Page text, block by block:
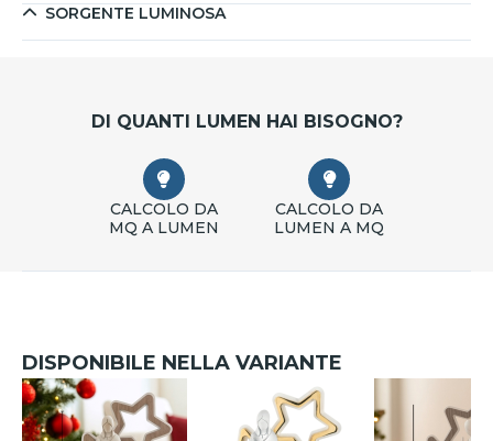
SORGENTE LUMINOSA
DI QUANTI LUMEN HAI BISOGNO?
CALCOLO DA
MQ A LUMEN
CALCOLO DA
LUMEN A MQ
DISPONIBILE NELLA VARIANTE